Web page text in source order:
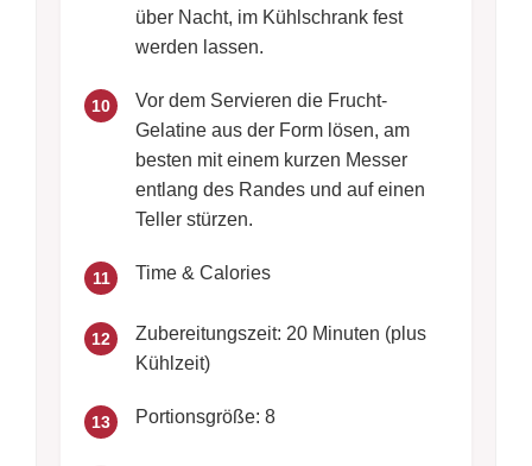
über Nacht, im Kühlschrank fest
werden lassen.
10
Vor dem Servieren die Frucht-
Gelatine aus der Form lösen, am
besten mit einem kurzen Messer
entlang des Randes und auf einen
Teller stürzen.
11 Time & Calories
12
Zubereitungszeit: 20 Minuten (plus
Kühlzeit)
13 Portionsgröße: 8